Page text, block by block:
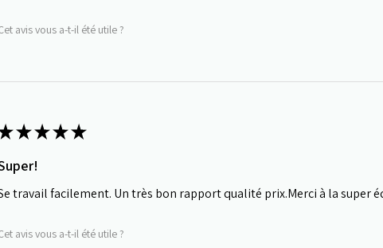
avis vous a-t-il été utile ?
★★★★
travail facilement. Un très bon rapport qualité prix.Merci à la super
avis vous a-t-il été utile ?